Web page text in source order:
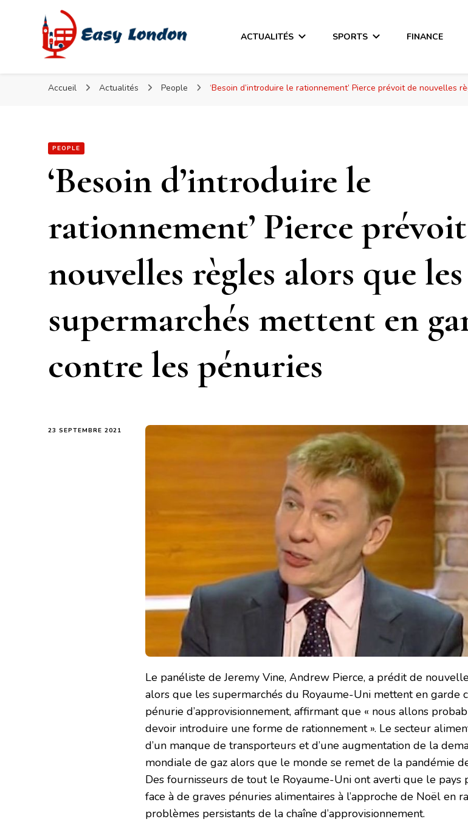
Easy London
Easy London
ACTUALITÉS SPORTS FINANCE
Accueil Actualités People ‘Besoin d’introduire le rationnement’ Pierce prévoit de
PEOPLE
‘Besoin d’introduire le
rationnement’ Pierce
nouvelles règles alors que les
supermarchés mettent en
contre les pénuries
23 SEPTEMBRE 2021
Le panéliste de Jeremy Vine, Andrew Pierce, a prédit de
alors que les supermarchés du Royaume-Uni mettent en garde
pénurie d’approvisionnement, affirmant que « nous allons
devoir introduire une forme de rationnement ». Le secteur
d’un manque de transporteurs et d’une augmentation de la
mondiale de gaz alors que le monde se remet de la pandémie
Des fournisseurs de tout le Royaume-Uni ont averti que le pays
face à de graves pénuries alimentaires à l’approche de Noël en
problèmes persistants de la chaîne d’approvisionnement.